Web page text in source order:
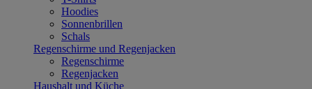
Hoodies
Sonnenbrillen
Schals
Regenschirme und Regenjacken
Regenschirme
Regenjacken
Haushalt und Küche